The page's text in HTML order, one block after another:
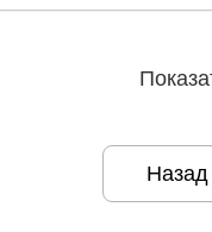
Назад